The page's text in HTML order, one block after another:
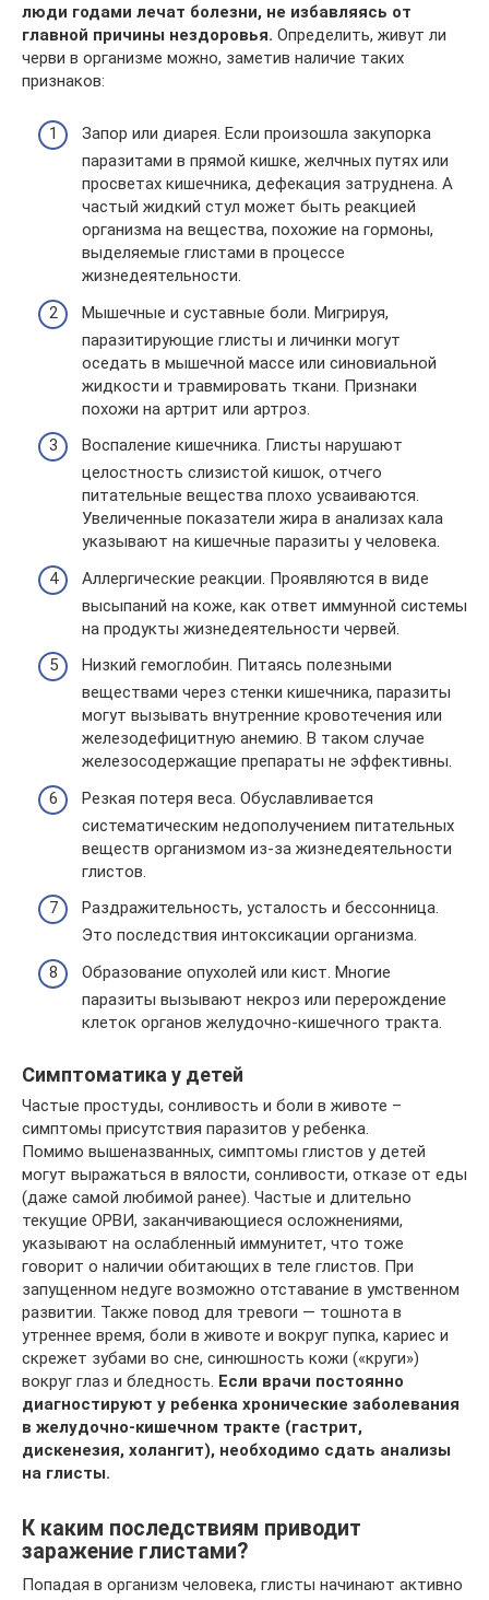
люди годами лечат болезни, не избавляясь от
главной причины нездоровья. Определить, живут ли
черви в организме можно, заметив наличие таких
признаков:
Запор или диарея. Если произошла закупорка
паразитами в прямой кишке, желчных путях или
просветах кишечника, дефекация затруднена. А
частый жидкий стул может быть реакцией
организма на вещества, похожие на гормоны,
выделяемые глистами в процессе
жизнедеятельности.
Мышечные и суставные боли. Мигрируя,
паразитирующие глисты и личинки могут
оседать в мышечной массе или синовиальной
жидкости и травмировать ткани. Признаки
похожи на артрит или артроз.
Воспаление кишечника. Глисты нарушают
целостность слизистой кишок, отчего
питательные вещества плохо усваиваются.
Увеличенные показатели жира в анализах кала
указывают на кишечные паразиты у человека.
Аллергические реакции. Проявляются в виде
высыпаний на коже, как ответ иммунной системы
на продукты жизнедеятельности червей.
Низкий гемоглобин. Питаясь полезными
веществами через стенки кишечника, паразиты
могут вызывать внутренние кровотечения или
железодефицитную анемию. В таком случае
железосодержащие препараты не эффективны.
Резкая потеря веса. Обуславливается
систематическим недополучением питательных
веществ организмом из-за жизнедеятельности
глистов.
Раздражительность, усталость и бессонница.
Это последствия интоксикации организма.
Образование опухолей или кист. Многие
паразиты вызывают некроз или перерождение
клеток органов желудочно-кишечного тракта.
Симптоматика у детей
Частые простуды, сонливость и боли в животе –
симптомы присутствия паразитов у ребенка.
Помимо вышеназванных, симптомы глистов у детей
могут выражаться в вялости, сонливости, отказе от еды
(даже самой любимой ранее). Частые и длительно
текущие ОРВИ, заканчивающиеся осложнениями,
указывают на ослабленный иммунитет, что тоже
говорит о наличии обитающих в теле глистов. При
запущенном недуге возможно отставание в умственном
развитии. Также повод для тревоги — тошнота в
утреннее время, боли в животе и вокруг пупка, кариес и
скрежет зубами во сне, синюшность кожи («круги»)
вокруг глаз и бледность. Если врачи постоянно
диагностируют у ребенка хронические заболевания
в желудочно-кишечном тракте (гастрит,
дискенезия, холангит), необходимо сдать анализы
на глисты.
К каким последствиям приводит
заражение глистами?
Попадая в организм человека, глисты начинают активно